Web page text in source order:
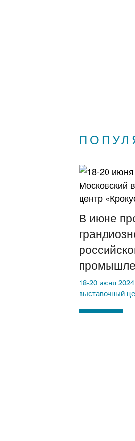
В июне
18-20 июня
выставочный